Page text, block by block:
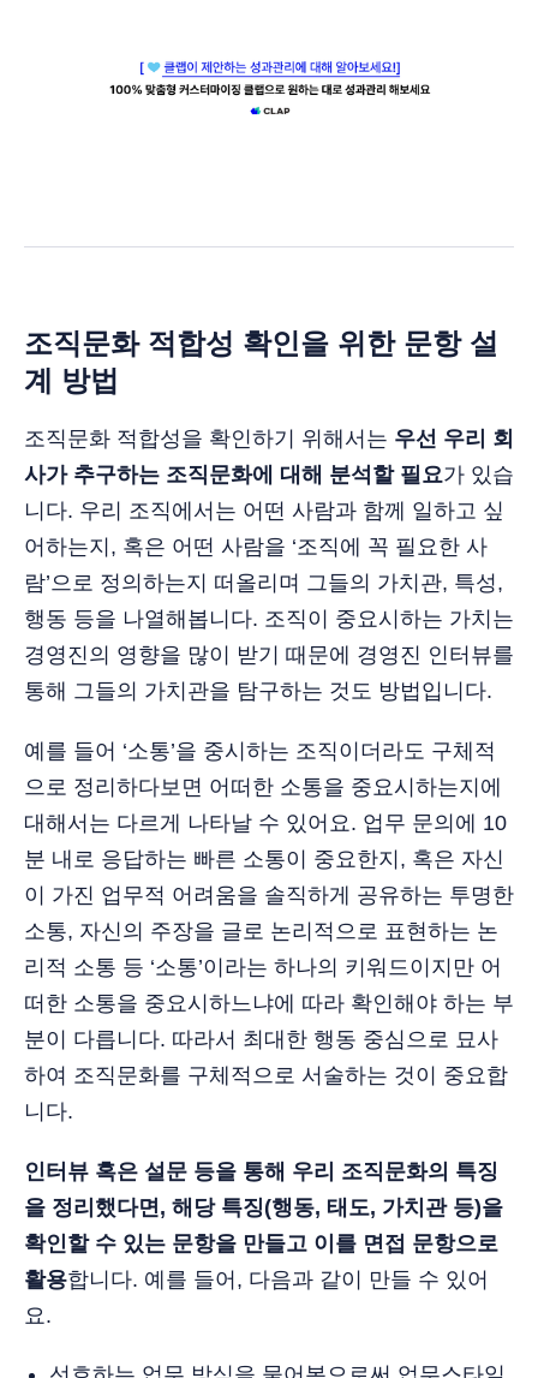
조직문화 적합성 확인을 위한 문항 설
계 방법
조직문화 적합성을 확인하기 위해서는 우선 우리 회
사가 추구하는 조직문화에 대해 분석할 필요가 있습
니다. 우리 조직에서는 어떤 사람과 함께 일하고 싶
어하는지, 혹은 어떤 사람을 ‘조직에 꼭 필요한 사
람’으로 정의하는지 떠올리며 그들의 가치관, 특성,
행동 등을 나열해봅니다. 조직이 중요시하는 가치는
경영진의 영향을 많이 받기 때문에 경영진 인터뷰를
통해 그들의 가치관을 탐구하는 것도 방법입니다.
예를 들어 ‘소통’을 중시하는 조직이더라도 구체적
으로 정리하다보면 어떠한 소통을 중요시하는지에
대해서는 다르게 나타날 수 있어요. 업무 문의에 10
분 내로 응답하는 빠른 소통이 중요한지, 혹은 자신
이 가진 업무적 어려움을 솔직하게 공유하는 투명한
소통, 자신의 주장을 글로 논리적으로 표현하는 논
리적 소통 등 ‘소통’이라는 하나의 키워드이지만 어
떠한 소통을 중요시하느냐에 따라 확인해야 하는 부
분이 다릅니다. 따라서 최대한 행동 중심으로 묘사
하여 조직문화를 구체적으로 서술하는 것이 중요합
니다.
인터뷰 혹은 설문 등을 통해 우리 조직문화의 특징
을 정리했다면, 해당 특징(행동, 태도, 가치관 등)을
확인할 수 있는 문항을 만들고 이를 면접 문항으로
활용합니다. 예를 들어, 다음과 같이 만들 수 있어
요.